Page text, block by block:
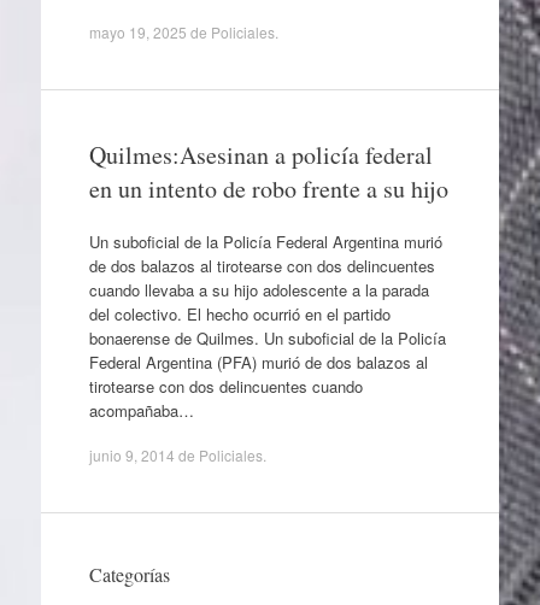
mayo 19, 2025 de Policiales.
Quilmes:Asesinan a policía federal
en un intento de robo frente a su hijo
Un suboficial de la Policía Federal Argentina murió
de dos balazos al tirotearse con dos delincuentes
cuando llevaba a su hijo adolescente a la parada
del colectivo. El hecho ocurrió en el partido
bonaerense de Quilmes. Un suboficial de la Policía
Federal Argentina (PFA) murió de dos balazos al
tirotearse con dos delincuentes cuando
acompañaba…
junio 9, 2014 de Policiales.
Categorías